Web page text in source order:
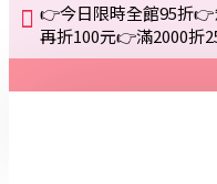
👉今日限時全館95折
再折100元👉滿2000折